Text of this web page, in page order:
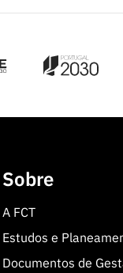
Sobre
A FCT
Estudos e
Documentos de